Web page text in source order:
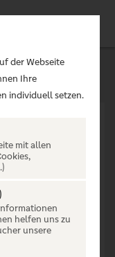
NICHT
der Webseite
Ihre
individuell setzen.
mit allen
helfen uns zu
unsere